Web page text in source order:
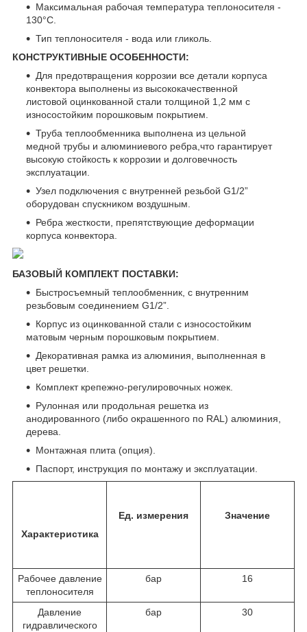
Максимальная рабочая температура теплоносителя -
130°С.
Тип теплоносителя - вода или гликоль.
КОНСТРУКТИВНЫЕ ОСОБЕННОСТИ:
Для предотвращения коррозии все детали корпуса
конвектора выполнены из высококачественной
листовой оцинкованной стали толщиной 1,2 мм с
износостойким порошковым покрытием.
Труба теплообменника выполнена из цельной
медной трубы и алюминиевого ребра,что гарантирует
высокую стойкость к коррозии и долговечность
эксплуатации.
Узел подключения с внутренней резьбой G1/2”
оборудован спускником воздушным.
Ребра жесткости, препятствующие деформации
корпуса конвектора.
БАЗОВЫЙ КОМПЛЕКТ ПОСТАВКИ:
Быстросъемный теплообменник, с внутренним
резьбовым соединением G1/2”.
Корпус из оцинкованной стали с износостойким
матовым черным порошковым покрытием.
Декоративная рамка из алюминия, выполненная в
цвет решетки.
Комплект крепежно-регулировочных ножек.
Рулонная или продольная решетка из
анодированного (либо окрашенного по RAL) алюминия,
дерева.
Монтажная плита (опция).
Паспорт, инструкция по монтажу и эксплуатации.
Характеристика
Ед. измерения Значение
Рабочее давление
теплоносителя
бар 16
Давление
гидравлического
бар 30